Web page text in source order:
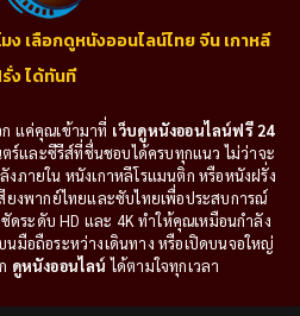
ง เลือกดูหนังออนไลน์ไทย จีน เกาหลี
ง ได้ทันที
แค่คุณเข้ามาที่ เว็บดูหนังออนไลน์ฟรี 24
ร์และซีรีส์ที่ชื่นชอบได้ครบทุกแนว ไม่ว่าจะ
งภายใน หนังเกาหลีโรแมนติก หรือหนังฝรั่ง
ยงพากย์ไทยและซับไทยเพื่อประสบการณ์
ดระดับ HD และ 4K ทำให้คุณเหมือนกำลัง
นมือถือระหว่างเดินทาง หรือเปิดบนจอใหญ่
ดูหนังออนไลน์ ได้ตามใจทุกเวลา